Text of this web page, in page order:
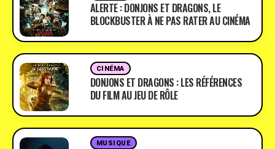
ALERTE : DONJONS ET DRAGONS, LE
BLOCKBUSTER À NE PAS RATER AU CINÉMA
CINÉMA
DONJONS ET DRAGONS : LES RÉFÉRENCES
DU FILM AU JEU DE RÔLE
MUSIQUE